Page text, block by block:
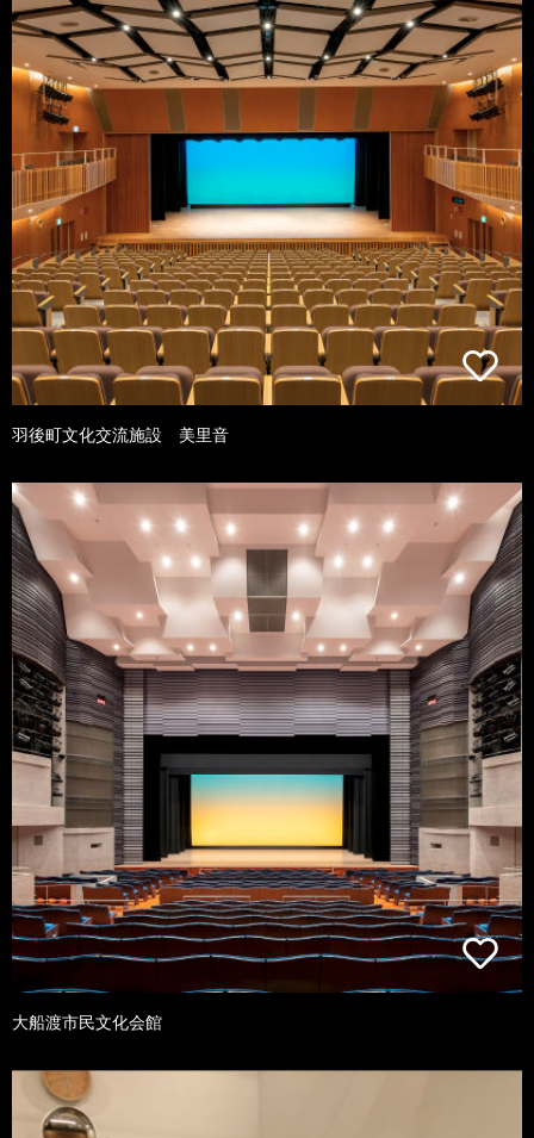
羽後町文化交流施設 美里音
大船渡市民文化会館